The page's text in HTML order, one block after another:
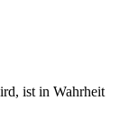
ist in Wahrheit